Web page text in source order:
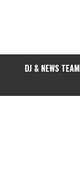
DJ & NEWS TEAM